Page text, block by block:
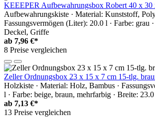
KEEEPER Aufbewahrungsbox Robert 40 x 30
Aufbewahrungskiste · Material: Kunststoff,
Fassungsvermögen (Liter): 20.0 l · Farbe: grau
Deckel, Griffe
ab 7,96 €*
8 Preise vergleichen
Zeller Ordnungsbox 23 x 15 x 7 cm 15-tlg.
Holzkiste · Material: Holz, Bambus ·
l · Farbe: beige, braun, mehrfarbig · Breite:
ab 7,13 €*
13 Preise vergleichen